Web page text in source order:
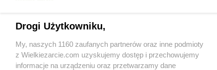
Sałatka " Bukiet
tulipanów"
Surówka z kapusty
pekińskiej wg M&Ł
12
mariola2000
Drogi Użytkowniku,
My, naszych 1160 zaufanych partnerów oraz inne podmioty
z Wielkiezarcie.com uzyskujemy dostęp i przechowujemy
informacje na urządzeniu oraz przetwarzamy dane